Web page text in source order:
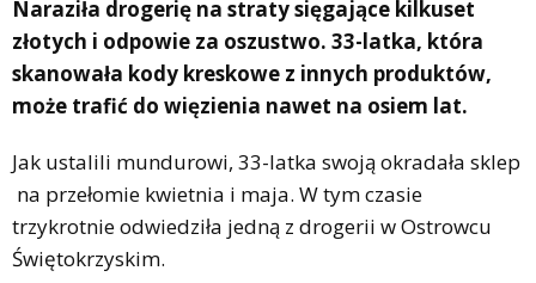
Naraziła drogerię na straty sięgające kilkuset
złotych i odpowie za oszustwo. 33-latka, która
skanowała kody kreskowe z innych produktów,
może trafić do więzienia nawet na osiem lat.
Jak ustalili mundurowi, 33-latka swoją okradała sklep
na przełomie kwietnia i maja. W tym czasie
trzykrotnie odwiedziła jedną z drogerii w Ostrowcu
Świętokrzyskim.